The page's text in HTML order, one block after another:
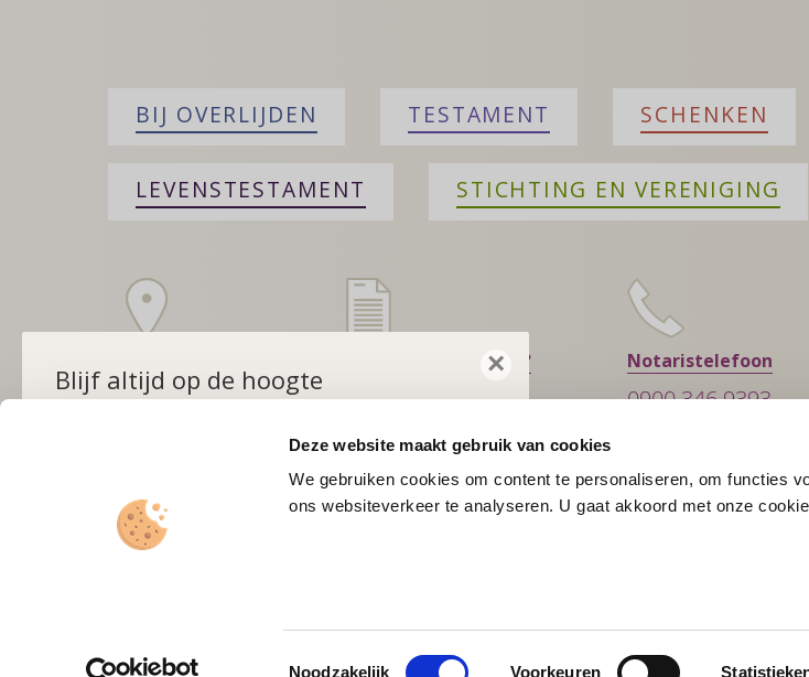
Deze website maakt gebruik van cookies
We gebruiken cookies om content te personaliseren, om functies
ons websiteverkeer te analyseren. U gaat akkoord met onze
Toestemmingsselectie
Noodzakelijk Voorkeuren
BIJ OVERLIJDEN TESTAMENT SCHENKEN
LEVENSTESTAMENT STICHTING EN VERENIGING
Bij u in de buurt
Is er een testament?
Navragen bij het
Testamentenregister
Notaristelefoon
0900 346 9393
notaris.nl is een website van de
×
Blijf altijd op de hoogte